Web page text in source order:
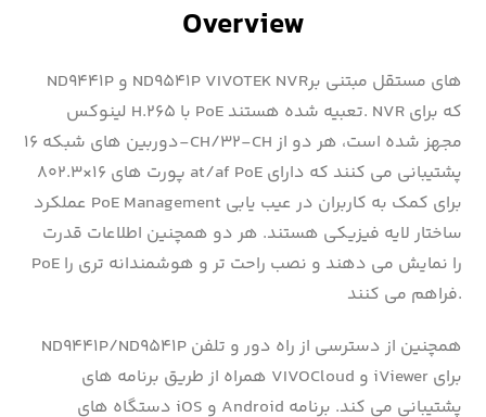
Overview
ND9441P و ND9541P VIVOTEK NVRهای مستقل مبتنی بر
لینوکس H.265 با PoE تعبیه شده هستند. NVR که برای
دوربین های شبکه ۱۶-CH/32-CH مجهز شده است، هر دو از
پورت های ۱۶×۸۰۲.۳ at/af PoE پشتیبانی می کنند که دارای
عملکرد PoE Management برای کمک به کاربران در عیب یابی
ساختار لایه فیزیکی هستند. هر دو همچنین اطلاعات قدرت
PoE را نمایش می دهند و نصب راحت تر و هوشمندانه تری را
فراهم می کنند.
ND9441P/ND9541P همچنین از دسترسی از راه دور و تلفن
همراه از طریق برنامه های VIVOCloud و iViewer برای
دستگاه های iOS و Android پشتیبانی می کند. برنامه